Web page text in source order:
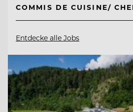
COMMIS DE CUISINE/
Entdecke alle Jobs